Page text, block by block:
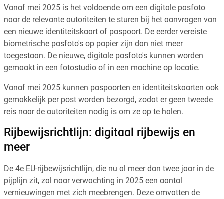
Vanaf mei 2025 is het voldoende om een digitale pasfoto
naar de relevante autoriteiten te sturen bij het aanvragen van
een nieuwe identiteitskaart of paspoort. De eerder vereiste
biometrische pasfoto's op papier zijn dan niet meer
toegestaan. De nieuwe, digitale pasfoto's kunnen worden
gemaakt in een fotostudio of in een machine op locatie.
Vanaf mei 2025 kunnen paspoorten en identiteitskaarten ook
gemakkelijk per post worden bezorgd, zodat er geen tweede
reis naar de autoriteiten nodig is om ze op te halen.
Rijbewijsrichtlijn: digitaal rijbewijs en
meer
De 4e EU-rijbewijsrichtlijn, die nu al meer dan twee jaar in de
pijplijn zit, zal naar verwachting in 2025 een aantal
vernieuwingen met zich meebrengen. Deze omvatten de